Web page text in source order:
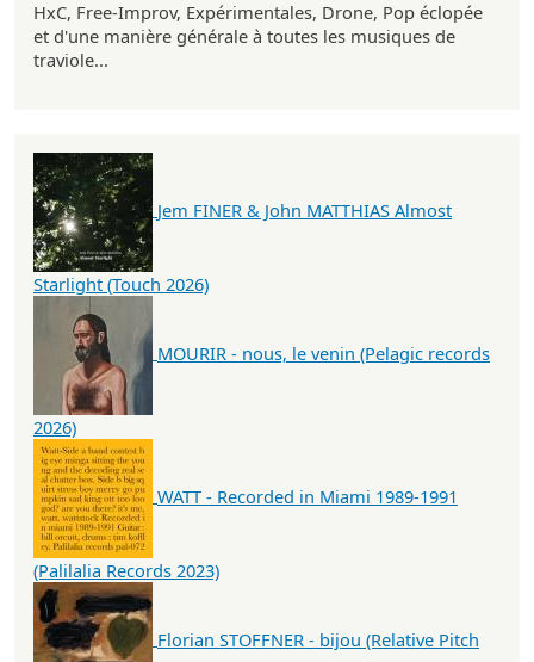
HxC, Free-Improv, Expérimentales, Drone, Pop éclopée
et d'une manière générale à toutes les musiques de
traviole...
Jem FINER & John MATTHIAS Almost
Starlight (Touch 2026)
MOURIR - nous, le venin (Pelagic records
2026)
WATT - Recorded in Miami 1989-1991
(Palilalia Records 2023)
Florian STOFFNER - bijou (Relative Pitch